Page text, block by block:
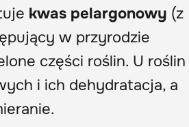
kwas pelargonowy (z
w przyrodzie
części roślin. U roślin
i ich dehydratacja, a